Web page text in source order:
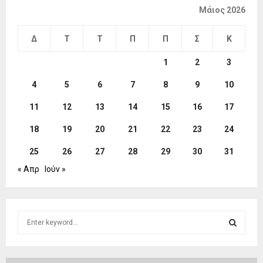
Μάιος 2026
Δ Τ Τ Π Π Σ Κ
1 2 3
4 5 6 7 8 9 10
11 12 13 14 15 16 17
18 19 20 21 22 23 24
25 26 27 28 29 30
31
« Απρ
Ιούν »